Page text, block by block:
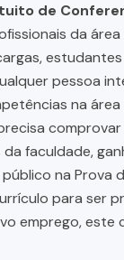
de
da
pessoa
na
faculdade,
na Prova
para ser
emprego, este